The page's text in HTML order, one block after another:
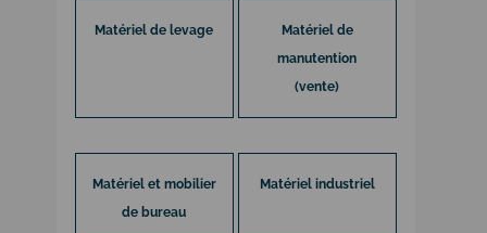
Matériel de levage
Matériel de
manutention
(vente)
Matériel et mobilier
de bureau
Matériel industriel